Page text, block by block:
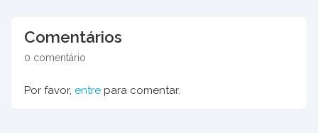
Comentários
0 comentário
Por favor, entre para comentar.